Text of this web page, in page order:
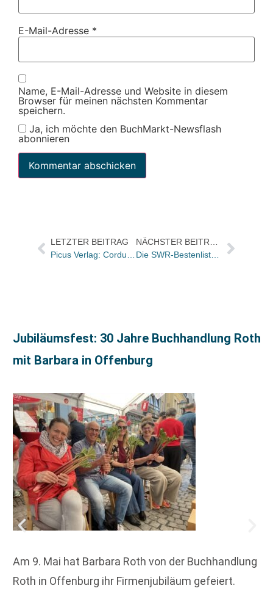
E-Mail-Adresse *
Name, E-Mail-Adresse und Website in diesem
Browser für meinen nächsten Kommentar
speichern.
Ja, ich möchte den BuchMarkt-Newsflash
abonnieren
LETZTER BEITRAG
Jubiläumsfest: 30 Jahre Buchhandlung Roth
mit Barbara in Offenburg
Am 9. Mai hat Barbara Roth von der Buchhandlung
Roth in Offenburg ihr Firmenjubiläum gefeiert.